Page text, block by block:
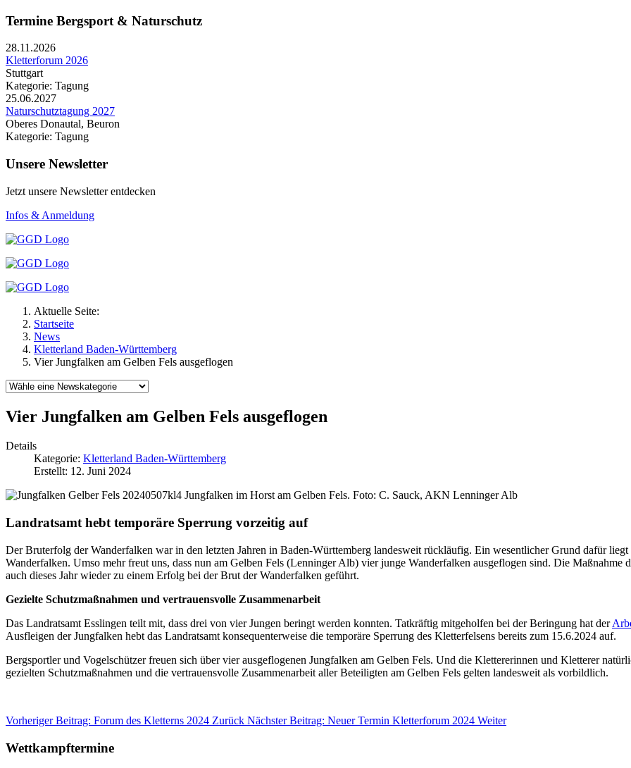
Termine Bergsport & Naturschutz
28.11.2026
Kletterforum 2026
Stuttgart
Kategorie: Tagung
25.06.2027
Naturschutztagung 2027
Oberes Donautal, Beuron
Kategorie: Tagung
Unsere Newsletter
Jetzt unsere Newsletter entdecken
Infos & Anmeldung
Aktuelle Seite:
Startseite
News
Kletterland Baden-Württemberg
Vier Jungfalken am Gelben Fels ausgeflogen
Vier Jungfalken am Gelben Fels ausgeflogen
Details
Kategorie: Kletterland Baden-Württemberg
Erstellt: 12. Juni 2024
4 Jungfalken im Horst am Gelben Fels. Foto: C. Sauck, AKN Lenninger Alb
Landratsamt hebt temporäre Sperrung vorzeitig auf
Der Bruterfolg der Wanderfalken war in den letzten Jahren in Baden-Württemberg landesweit rückläufig. Ein wesentlicher Grund dafür
Wanderfalken. Umso mehr freut uns, dass nun am Gelben Fels (Lenninger Alb) vier junge Wanderfalken ausgeflogen sind. Die Maßnahme
auch dieses Jahr wieder zu einem Erfolg bei der Brut der Wanderfalken geführt.
Gezielte Schutzmaßnahmen und vertrauensvolle Zusammenarbeit
Das Landratsamt Esslingen teilt mit, dass drei von vier Jungen beringt werden konnten. Tatkräftig mitgeholfen bei der Beringung hat der
Ausfleigen der Jungfalken hebt das Landratsamt konsequenterweise die temporäre Sperrung des Kletterfelsens bereits zum 15.6.2024 auf.
Bergsportler und Vogelschützer freuen sich über vier ausgeflogenen Jungfalken am Gelben Fels. Und die Klettererinnen und Kletterer
gezielten Schutzmaßnahmen und die vertrauensvolle Zusammenarbeit aller Beteiligten am Gelben Fels gelten landesweit als vorbildlich.
Vorheriger Beitrag: Forum des Kletterns 2024 Zurück Nächster Beitrag: Neuer Termin Kletterforum 2024 Weiter
Wettkampftermine